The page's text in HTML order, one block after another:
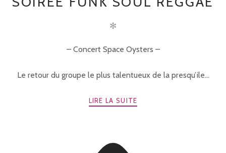
✻
– Concert Space Oysters –
Le retour du groupe le plus talentueux de la presqu’ile...
LIRE LA SUITE